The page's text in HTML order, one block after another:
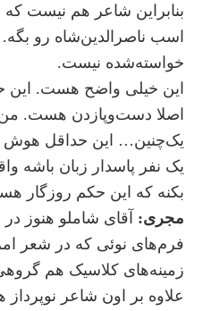
بنابراین شاعر هم نیست
اسب ناصرالدین‌شاه رو
خواسته‌شده نیست.
این خیلی واضح هست.
اصلا دست‌و‌پا‌زدن هست.
یک‌چنین… این حداقل هوش
یک نفر پاسدار زبان باشه
بکنه که این حکم روزگار
مجری: آقای شاملو هنوز در
فرم‌های نوئی که در شعر
زمینه‌های کلاسیک هم
علاوه بر اون شاعر